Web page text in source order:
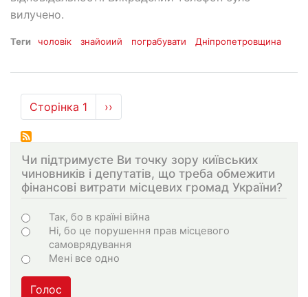
вилучено.
Теги чоловік знайоиий пограбувати Дніпропетровщина
Розбивка
на
сторінки
Сторінка 1
Наступна
сторінка
››
Чи підтримуєте Ви точку зору київських
чиновників і депутатів, що треба обмежити
фінансові витрати місцевих громад України?
Варіанти
Так, бо в країні війна
Ні, бо це порушення прав місцевого
самоврядування
Мені все одно
Голос